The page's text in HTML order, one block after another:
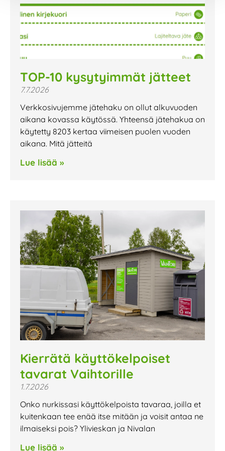
TOP-10 kysytyimmät jätteet
7.7.2026
Verkkosivujemme jätehaku on ollut alkuvuoden
aikana kovassa käytössä. Yhteensä jätehakua on
käytetty 8203 kertaa viimeisen puolen vuoden
aikana. Mitä jätteitä
Lue lisää »
Kierrätä käyttökelpoiset
tavarat Vaihtorille
1.7.2026
Onko nurkissasi käyttökelpoista tavaraa, joilla et
kuitenkaan tee enää itse mitään ja voisit antaa ne
ilmaiseksi pois? Ylivieskan ja Nivalan
Lue lisää »